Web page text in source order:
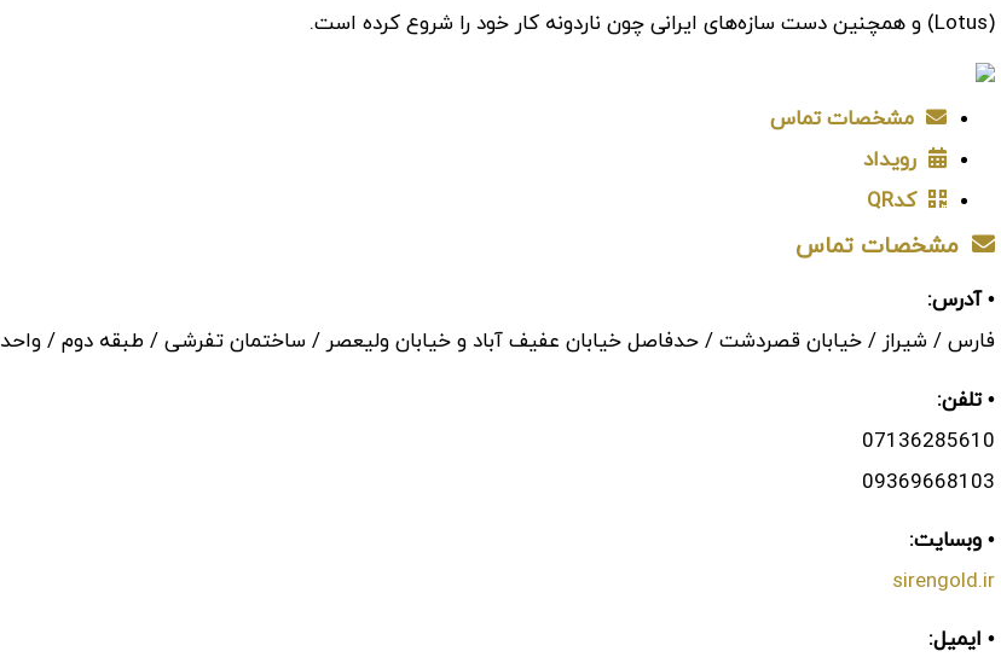
(Lotus) و همچنین دست سازه‌های ایرانی چون ناردونه کار خود را شروع کرده است.
مشخصات تماس
رویداد
کدQR
مشخصات تماس
• آدرس:
فارس / شیراز / خیابان قصردشت / حدفاصل خیابان عفیف آباد و خیابان ولیعصر / ساختمان تفرشی / طبقه دوم / واحد 5
• تلفن:
07136285610
09369668103
• وبسایت:
sirengold.ir
• ایمیل: